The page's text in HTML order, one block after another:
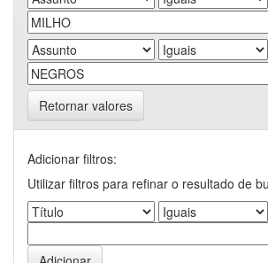
Retornar valores
Adicionar filtros:
Utilizar filtros para refinar o resultado de